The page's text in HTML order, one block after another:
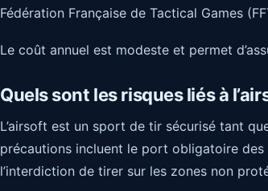
Fédération Française de Tactical Games
Le coût annuel est modeste et permet
Quels sont les risques liés à
L’airsoft est un sport de tir sécurisé tant
précautions incluent le port obligatoire
l’interdiction de tirer sur les zones non